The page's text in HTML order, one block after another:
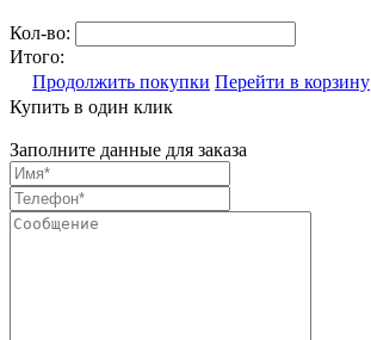
Кол-во:
Итого:
Продолжить покупки Перейти в корзину
Купить в один клик
Заполните данные для заказа